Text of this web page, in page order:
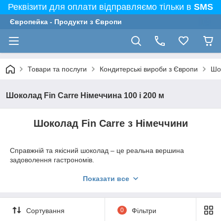
Реквізити для оплати відправляємо тільки в SMS
Європейка - Продукти з Європи
Товари та послуги Кондитерські вироби з Європи
Шоколад Fin Carre Німеччина 100 і 200 м
Шоколад Fin Carre з Німеччини
Справжній та якісний шоколад – це реальна вершина
задоволення гастрономів.
всьому світі.
Показати все
Сортування 0 Фільтри